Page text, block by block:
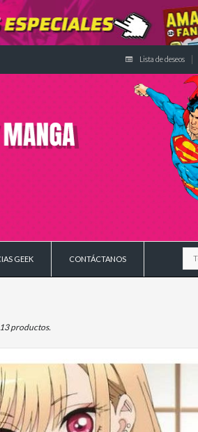
Lista de deseos
GEEK CONTÁCTANOS
productos.